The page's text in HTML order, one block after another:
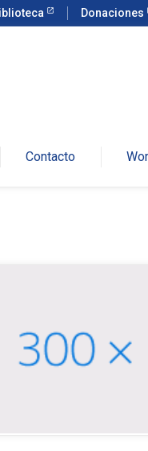
Donaciones
Contacto